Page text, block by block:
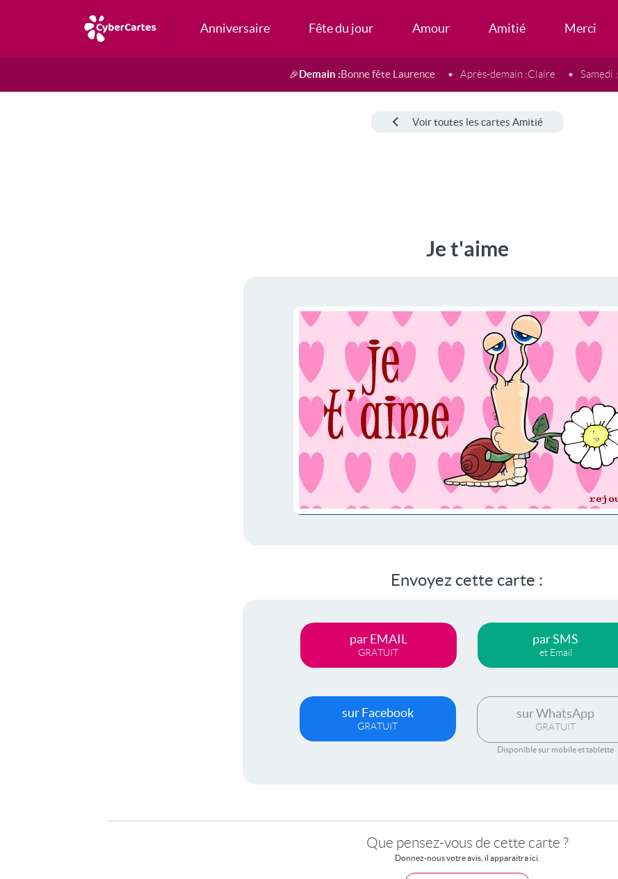
Anniversaire Fête du jour Amour Amitié Merci
🎉Demain :Bonne fête Laurence Après-demain :Claire Samedi :
Voir toutes les cartes Amitié
Je t'aime
Envoyez cette carte :
par EMAIL
GRATUIT
par SMS
et Email
sur Facebook
GRATUIT
sur WhatsApp
GRATUIT
Disponible sur mobile et tablette
Que pensez-vous de cette carte ?
Donnez-nous votre avis, il apparaitra ici.